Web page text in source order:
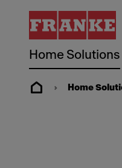
Home Solutions
Home